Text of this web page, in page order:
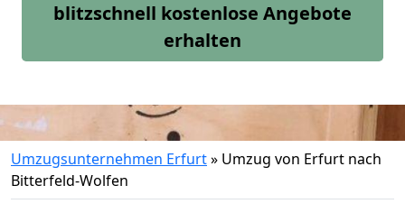
blitzschnell kostenlose Angebote
erhalten
Umzugsunternehmen Erfurt» Umzug von Erfurt nach
Bitterfeld-Wolfen